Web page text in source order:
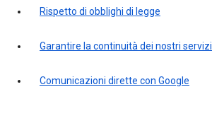
Rispetto di obblighi di legge
Garantire la continuità dei nostri servizi
Comunicazioni dirette con Google